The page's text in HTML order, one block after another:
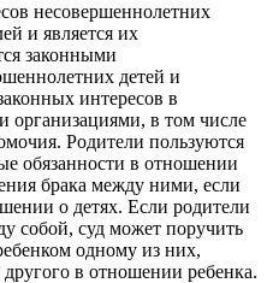
несовершеннолетних
и является их
законными
детей и
интересов в
в том числе
Родители пользуются
обязанности в отношении
брака между ними, если
о детях. Если родители
собой, суд может поручить
одному из них,
в отношении ребенка.